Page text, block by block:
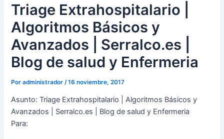
Triage Extrahospitalario |
Algoritmos Básicos y
Avanzados | Serralco.es |
Blog de salud y Enfermeria
Poradministrador /16 noviembre, 2017
Asunto: Triage Extrahospitalario | Algoritmos Básicos y
Avanzados | Serralco.es | Blog de salud y Enfermeria
Para: